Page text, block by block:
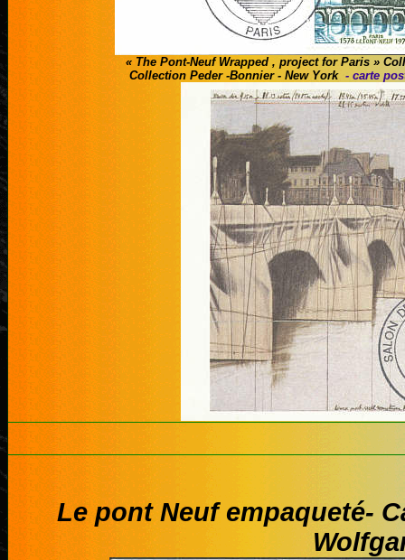
« The Pont-Neuf Wrapped , project for Paris »
Collection Peder -Bonnier - New York - carte
Le pont Neuf empaqueté-